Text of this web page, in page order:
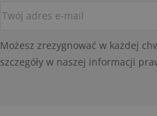
Możesz zrezygnować w każdej
szczegóły w naszej informacji